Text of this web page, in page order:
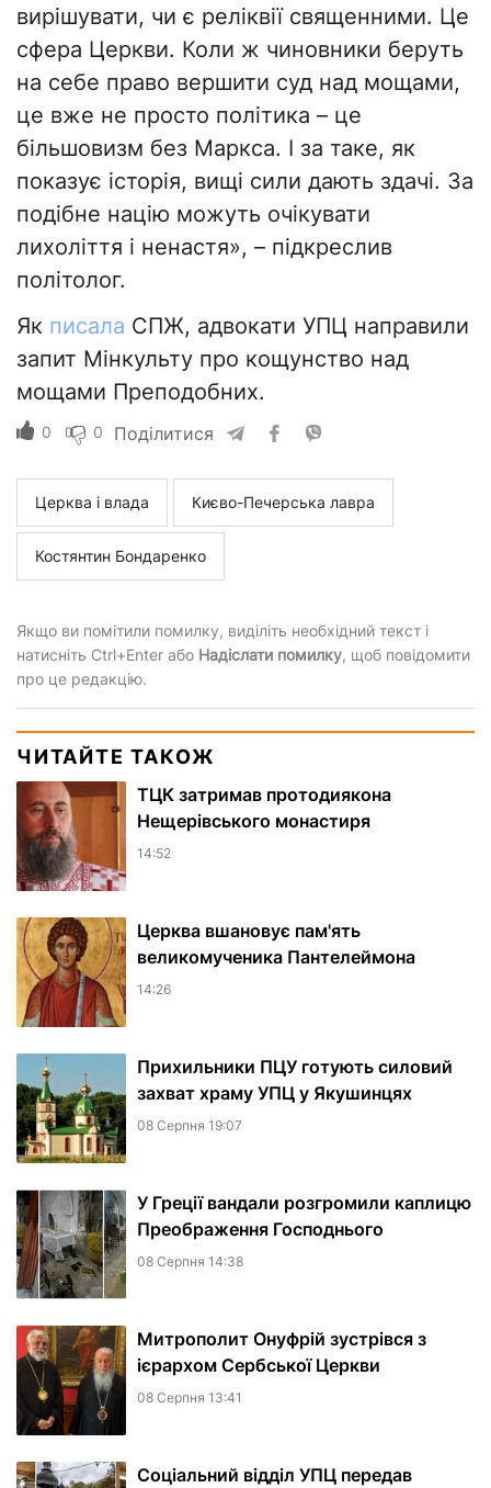
вирішувати, чи є реліквії священними. Це
сфера Церкви. Коли ж чиновники беруть
на себе право вершити суд над мощами,
це вже не просто політика – це
більшовизм без Маркса. І за таке, як
показує історія, вищі сили дають здачі. За
подібне націю можуть очікувати
лихоліття і ненастя», – підкреслив
політолог.
Як писала СПЖ, адвокати УПЦ направили
запит Мінкульту про кощунство над
мощами Преподобних.
0 0 Поділитися
Церква і влада Києво-Печерська лавра
Костянтин Бондаренко
Якщо ви помітили помилку, виділіть необхідний текст і
натисніть Ctrl+Enter або Надіслати помилку, щоб повідомити
про це редакцію.
ЧИТАЙТЕ ТАКОЖ
ТЦК затримав протодиякона
Нещерівського монастиря
14:52
Церква вшановує пам'ять
великомученика Пантелеймона
14:26
Прихильники ПЦУ готують силовий
захват храму УПЦ у Якушинцях
08 Серпня 19:07
У Греції вандали розгромили каплицю
Преображення Господнього
08 Серпня 14:38
Митрополит Онуфрій зустрівся з
ієрархом Сербської Церкви
08 Серпня 13:41
Соціальний відділ УПЦ передав